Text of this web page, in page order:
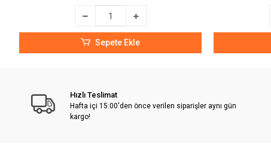
Sepete Ekle
Hızlı Teslimat
Hafta içi 15:00'den önce verilen siparişler aynı gün
kargo!